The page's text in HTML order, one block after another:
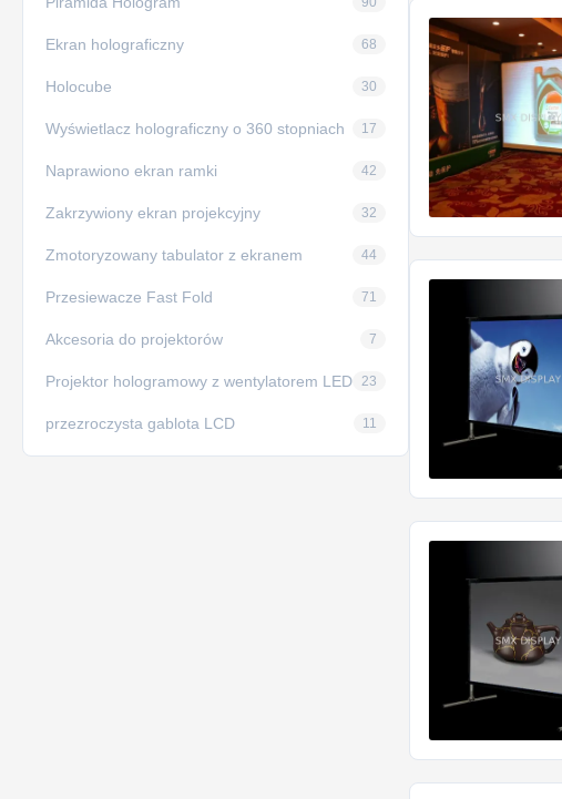
Ekran holograficzny 68
Holocube 30
Wyświetlacz holograficzny o 360 stopniach 17
Naprawiono ekran ramki 42
Zakrzywiony ekran projekcyjny 32
Zmotoryzowany tabulator z ekranem 44
Przesiewacze Fast Fold 71
Akcesoria do projektorów 7
Projektor hologramowy z wentylatorem LED 23
przezroczysta gablota LCD 11